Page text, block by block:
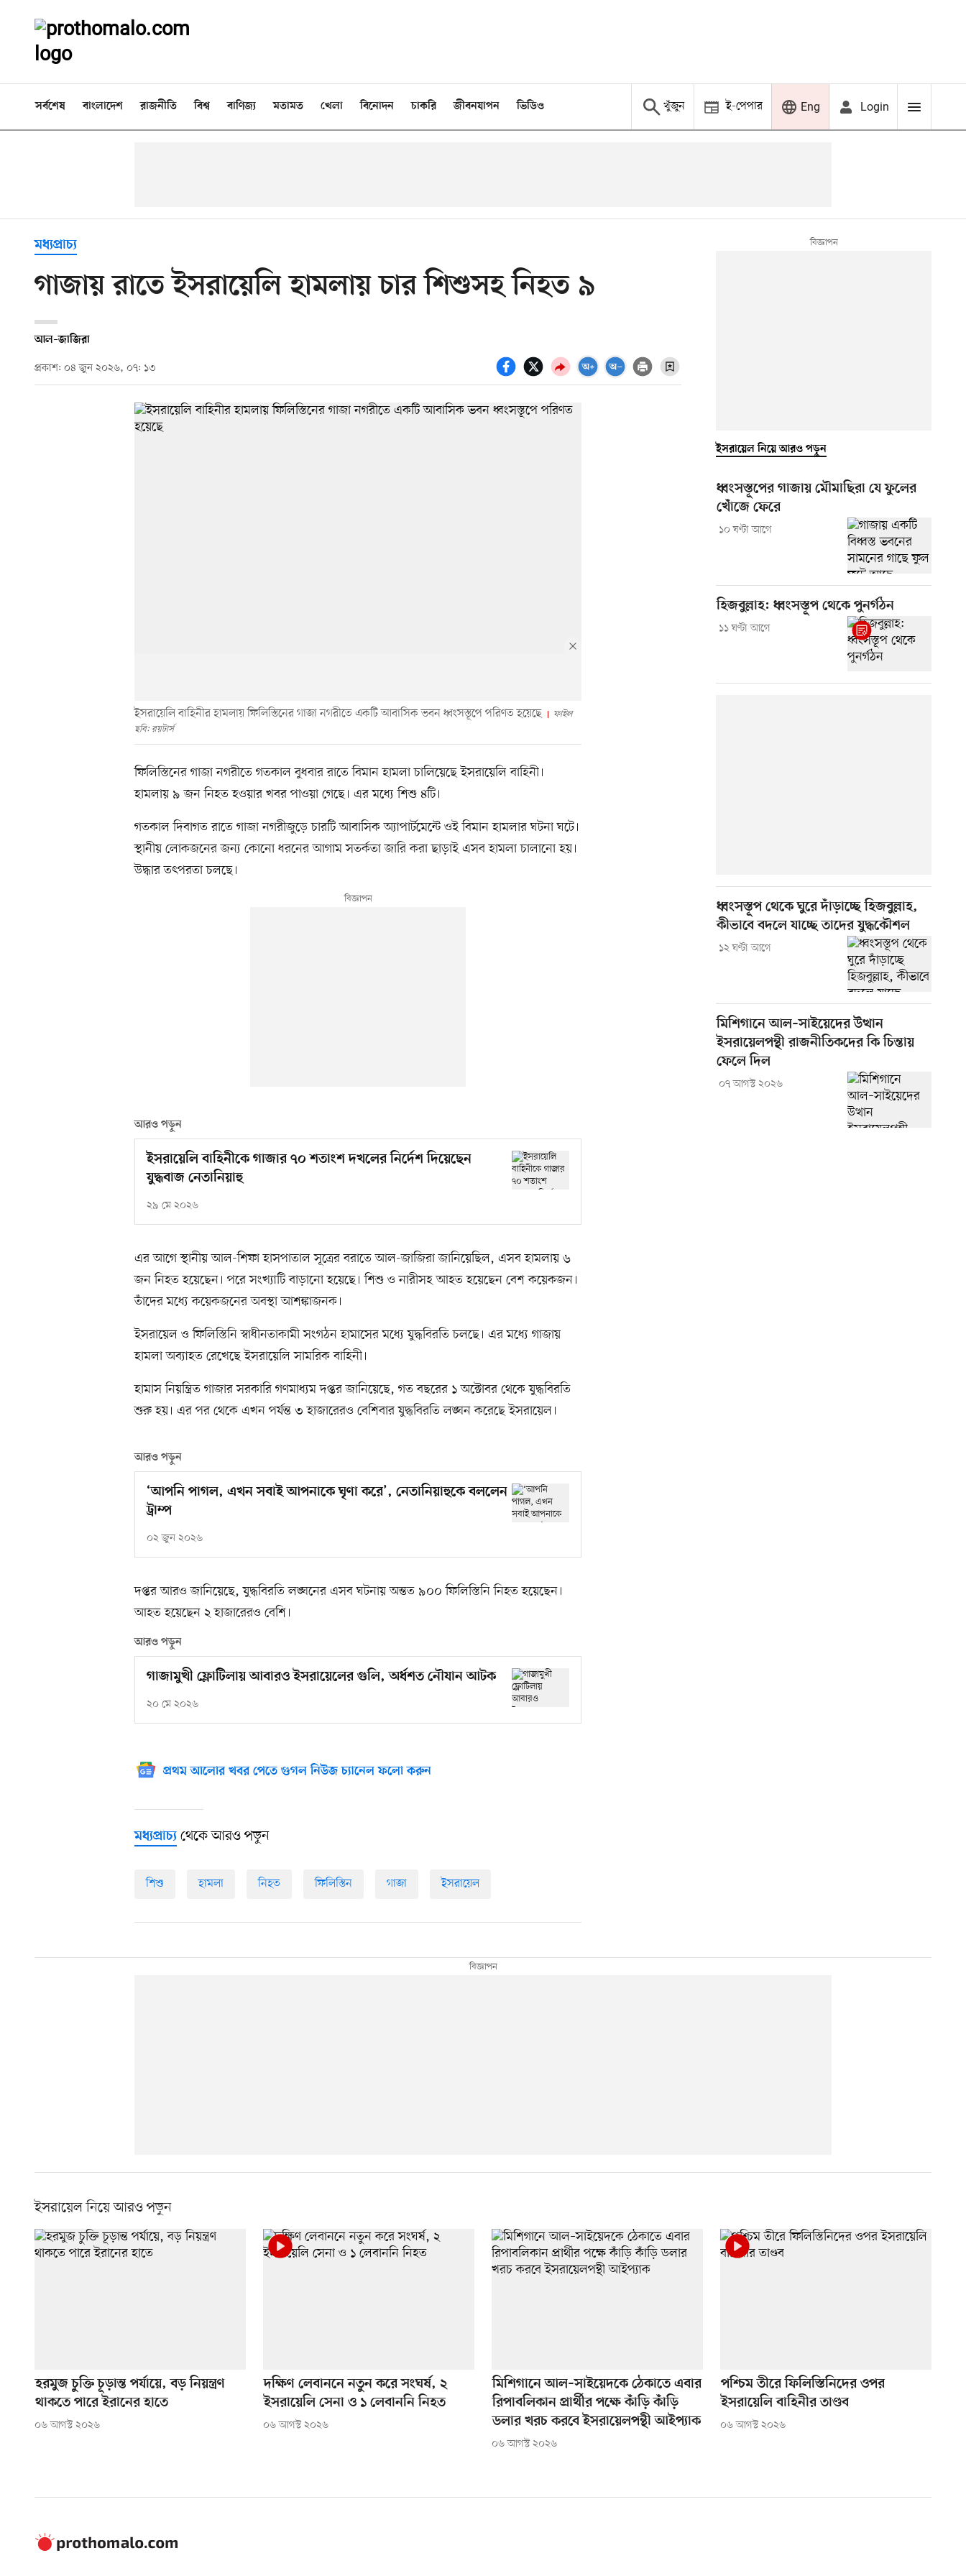
সর্বশেষ বাংলাদেশ রাজনীতি বিশ্ব বাণিজ্য মতামত খেলা বিনোদন চাকরি জীবনযাপন ভিডিও খুঁজুন ই-পেপার Eng Login
মধ্যপ্রাচ্য
গাজায় রাতে ইসরায়েলি হামলায় চার শিশুসহ নিহত ৯
আল–জাজিরা
প্রকাশ: ০৪ জুন ২০২৬, ০৭: ১৩
ইসরায়েলি বাহিনীর হামলায় ফিলিস্তিনের গাজা নগরীতে একটি আবাসিক ভবন ধ্বংসস্তূপে পরিণত হয়েছে
ফাইল
ছবি: রয়টার্স
ফিলিস্তিনের গাজা নগরীতে গতকাল বুধবার রাতে বিমান হামলা চালিয়েছে ইসরায়েলি বাহিনী।
হামলায় ৯ জন নিহত হওয়ার খবর পাওয়া গেছে। এর মধ্যে শিশু ৪টি।
গতকাল দিবাগত রাতে গাজা নগরীজুড়ে চারটি আবাসিক অ্যাপার্টমেন্টে ওই বিমান হামলার ঘটনা ঘটে।
স্থানীয় লোকজনের জন্য কোনো ধরনের আগাম সতর্কতা জারি করা ছাড়াই এসব হামলা চালানো হয়।
উদ্ধার তৎপরতা চলছে।
আরও পড়ুন
ইসরায়েলি বাহিনীকে গাজার ৭০ শতাংশ দখলের নির্দেশ দিয়েছেন
যুদ্ধবাজ নেতানিয়াহু
২৯ মে ২০২৬
এর আগে স্থানীয় আল-শিফা হাসপাতাল সূত্রের বরাতে আল-জাজিরা জানিয়েছিল, এসব হামলায় ৬
জন নিহত হয়েছেন। পরে সংখ্যাটি বাড়ানো হয়েছে। শিশু ও নারীসহ আহত হয়েছেন বেশ কয়েকজন।
তাঁদের মধ্যে কয়েকজনের অবস্থা আশঙ্কাজনক।
ইসরায়েল ও ফিলিস্তিনি স্বাধীনতাকামী সংগঠন হামাসের মধ্যে যুদ্ধবিরতি চলছে। এর মধ্যে গাজায়
হামলা অব্যাহত রেখেছে ইসরায়েলি সামরিক বাহিনী।
হামাস নিয়ন্ত্রিত গাজার সরকারি গণমাধ্যম দপ্তর জানিয়েছে, গত বছরের ১ অক্টোবর থেকে যুদ্ধবিরতি
শুরু হয়। এর পর থেকে এখন পর্যন্ত ৩ হাজারেরও বেশিবার যুদ্ধবিরতি লঙ্ঘন করেছে ইসরায়েল।
আরও পড়ুন
‘আপনি পাগল, এখন সবাই আপনাকে ঘৃণা করে’, নেতানিয়াহুকে বললেন
ট্রাম্প
০২ জুন ২০২৬
দপ্তর আরও জানিয়েছে, যুদ্ধবিরতি লঙ্ঘনের এসব ঘটনায় অন্তত ৯০০ ফিলিস্তিনি নিহত হয়েছেন।
আহত হয়েছেন ২ হাজারেরও বেশি।
আরও পড়ুন
গাজামুখী ফ্লোটিলায় আবারও ইসরায়েলের গুলি, অর্ধশত নৌযান আটক
২০ মে ২০২৬
প্রথম আলোর খবর পেতে গুগল নিউজ চ্যানেল ফলো করুন
মধ্যপ্রাচ্য থেকে আরও পড়ুন
শিশু হামলা নিহত ফিলিস্তিন গাজা ইসরায়েল
ইসরায়েল নিয়ে আরও পড়ুন
ধ্বংসস্তূপের গাজায় মৌমাছিরা যে ফুলের
খোঁজে ফেরে
১০ ঘণ্টা আগে
হিজবুল্লাহ: ধ্বংসস্তূপ থেকে পুনর্গঠন
১১ ঘণ্টা আগে
ধ্বংসস্তূপ থেকে ঘুরে দাঁড়াচ্ছে হিজবুল্লাহ,
কীভাবে বদলে যাচ্ছে তাদের যুদ্ধকৌশল
১২ ঘণ্টা আগে
মিশিগানে আল–সাইয়েদের উত্থান
ইসরায়েলপন্থী রাজনীতিকদের কি চিন্তায়
ফেলে দিল
০৭ আগস্ট ২০২৬
ইসরায়েল নিয়ে আরও পড়ুন
হরমুজ চুক্তি চূড়ান্ত পর্যায়ে, বড় নিয়ন্ত্রণ
থাকতে পারে ইরানের হাতে
০৬ আগস্ট ২০২৬
দক্ষিণ লেবাননে নতুন করে সংঘর্ষ, ২
ইসরায়েলি সেনা ও ১ লেবাননি নিহত
০৬ আগস্ট ২০২৬
মিশিগানে আল–সাইয়েদকে ঠেকাতে এবার
রিপাবলিকান প্রার্থীর পক্ষে কাঁড়ি কাঁড়ি
ডলার খরচ করবে ইসরায়েলপন্থী আইপ্যাক
০৬ আগস্ট ২০২৬
পশ্চিম তীরে ফিলিস্তিনিদের ওপর
ইসরায়েলি বাহিনীর তাণ্ডব
০৬ আগস্ট ২০২৬